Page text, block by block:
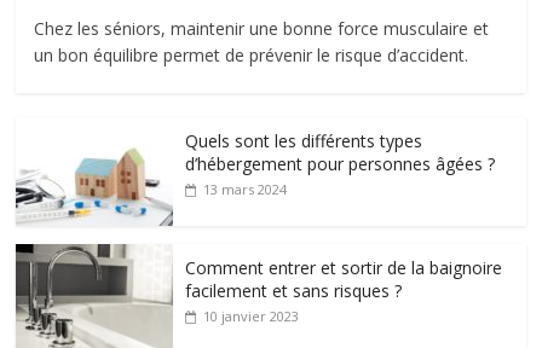
Chez les séniors, maintenir une bonne force musculaire et
un bon équilibre permet de prévenir le risque d’accident.
Quels sont les différents types
d’hébergement pour personnes âgées ?
13 mars 2024
Comment entrer et sortir de la baignoire
facilement et sans risques ?
10 janvier 2023